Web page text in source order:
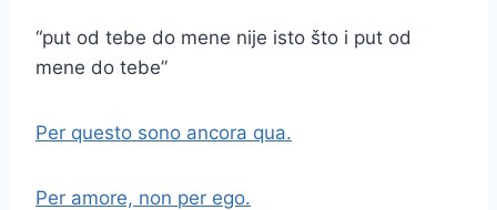
“put od tebe do mene nije isto što i put od
mene do tebe”
Per questo sono ancora qua.
Per amore, non per ego.